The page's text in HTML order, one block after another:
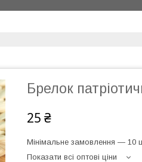
Брелок
25 ₴
Мінімальне замовлення — 10
Показати всі оптові ціни